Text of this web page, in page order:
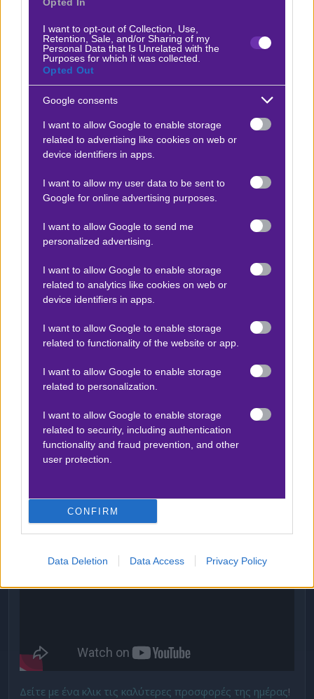
I want to opt-out of Collection, Use,
Retention, Sale, and/or Sharing of my
Personal Data that Is Unrelated with the
Purposes for which it was collected.
Opted Out
Google consents
I want to allow Google to enable storage
related to advertising like cookies on web or
device identifiers in apps.
I want to allow my user data to be sent to
Google for online advertising purposes.
I want to allow Google to send me
personalized advertising.
I want to allow Google to enable storage
related to analytics like cookies on web or
device identifiers in apps.
I want to allow Google to enable storage
related to functionality of the website or app.
I want to allow Google to enable storage
related to personalization.
I want to allow Google to enable storage
related to security, including authentication
functionality and fraud prevention, and other
user protection.
CONFIRM
Data Deletion Data Access Privacy Policy
μεταγραφική ενίσχυση και πλέον, νούμερο ένα φαβορί
για τον υποβιβασμό, και μάλιστα μολύβι. Μόλις 2
βαθμοί σε διάστημα 10 (!!) αγωνιστικών. Δέχεται ΜΟ
απόλυσης του Βίτορ Περέιρα. Με υπηρεσιακό τον
Κόλινς ταξίδεψε στο Λονδίνο.
Αμιγώςστοιχηματικά, η Τσέλσι έχει κυκλώσει το
συγκεκριμένο για πολλούς λόγους.
περίπτωση νίκης χτίζει ένα μικρό Premier League
σημαντική ηρεμία. Δεύτερον, απέναντί της, βρίσκεται
η χειρότερη ομάδα, με διαφορά, της κατηγορίας. Και
, ορισμένοι παίκτες αρχίζουν και βρίσκουν
ρυθμό και πατήματα. Αναμένεται δυνατό ξεκίνημα από
10 units medium stake στοcombo 1 & over 0,5
ημίχρονο σε απόδοση
Όλες οι επιλογές αποκλειστικά στοσυνδρομητικό
κανάλι. Καλό ΣΚ σε όλους με υγεία και πράσινα ταμεία.
🅾𝐈𝐧𝐬𝐭𝐚𝐠𝐫𝐚𝐦★ για να μην χάνεις τίποτα!
Δείτε με ένα κλικ τις καλύτερες προσφορές της ημέρας!